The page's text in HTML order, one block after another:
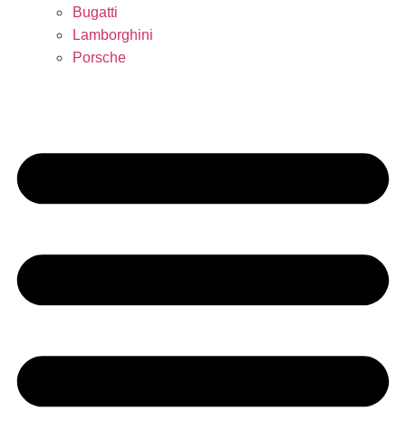
Bugatti
Lamborghini
Porsche